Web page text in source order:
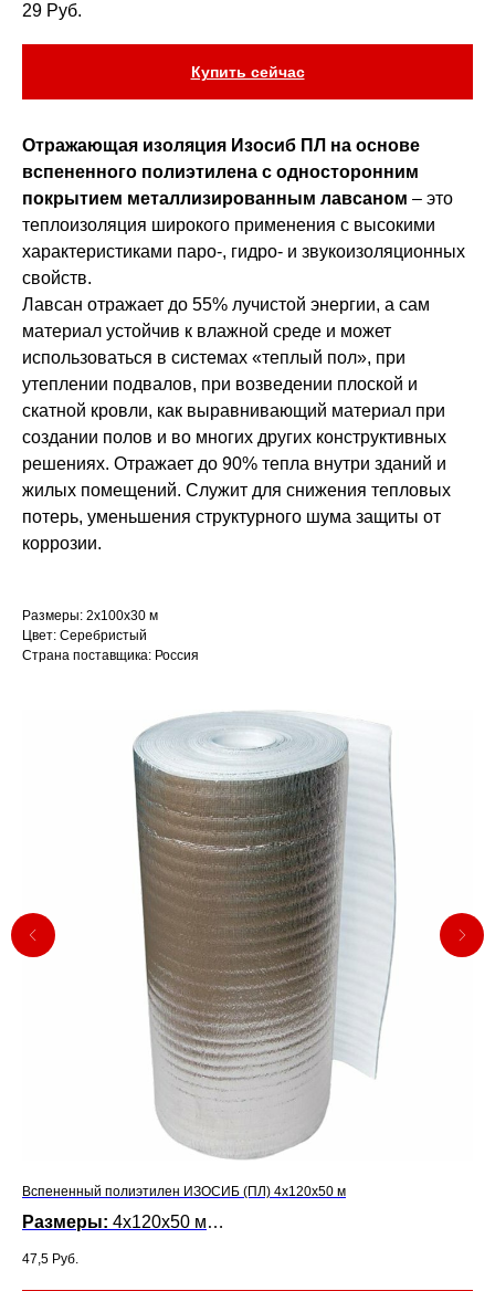
29 Руб.
Купить сейчас
Отражающая изоляция Изосиб ПЛ на основе
вспененного полиэтилена с односторонним
покрытием металлизированным лавсаном – это
теплоизоляция широкого применения с высокими
характеристиками паро-, гидро- и звукоизоляционных
свойств.
Лавсан отражает до 55% лучистой энергии, а сам
материал устойчив к влажной среде и может
использоваться в системах «теплый пол», при
утеплении подвалов, при возведении плоской и
скатной кровли, как выравнивающий материал при
создании полов и во многих других конструктивных
решениях. Отражает до 90% тепла внутри зданий и
жилых помещений. Служит для снижения тепловых
потерь, уменьшения структурного шума защиты от
коррозии.
Размеры: 2x100x30 м
Цвет: Серебристый
Страна поставщика: Россия
Вспененный полиэтилен ИЗОСИБ (ПЛ) 4x120x50 м
Размеры: 4x120x50 м
47,5 Руб.